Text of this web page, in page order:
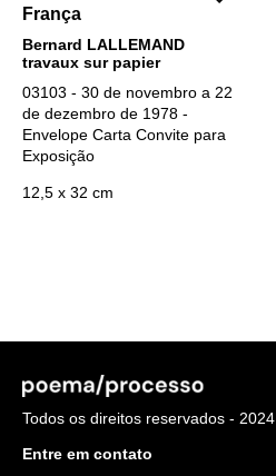
França
Bernard LALLEMAND
travaux sur papier
03103 - 30 de novembro a 22
de dezembro de 1978 -
Envelope Carta Convite para
Exposição
12,5 x 32 cm
Todos os direitos reservados - 2024
Entre em contato